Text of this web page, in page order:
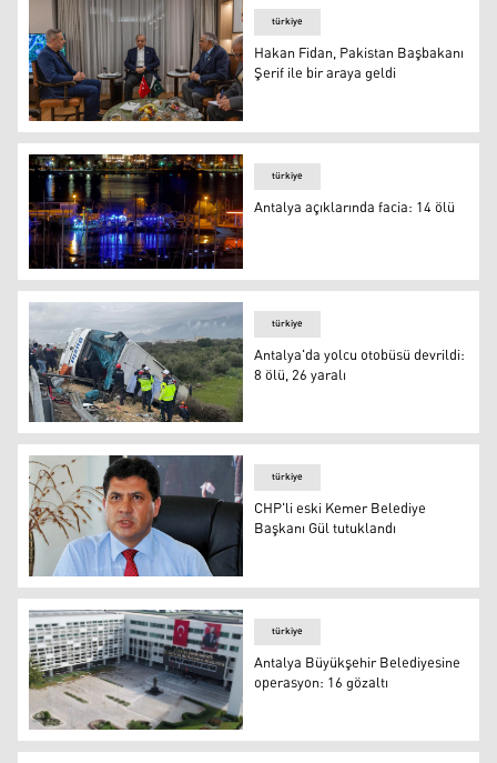
Hakan Fidan, Pakistan Başbakanı Şerif ile bir araya geldi
türkiye
Hakan Fidan, Pakistan Başbakanı
Şerif ile bir araya geldi
Antalya açıklarında facia: 14 ölü
türkiye
Antalya açıklarında facia: 14 ölü
Antalya'da yolcu otobüsü devrildi: 8 ölü, 26 yaralı
türkiye
Antalya'da yolcu otobüsü devrildi:
8 ölü, 26 yaralı
Eski Kemer Belediye Başkanı Mustafa Gül
türkiye
CHP'li eski Kemer Belediye
Başkanı Gül tutuklandı
Antalya Büyükşehir Belediyesine operasyon: 16 gözaltı
türkiye
Antalya Büyükşehir Belediyesine
operasyon: 16 gözaltı